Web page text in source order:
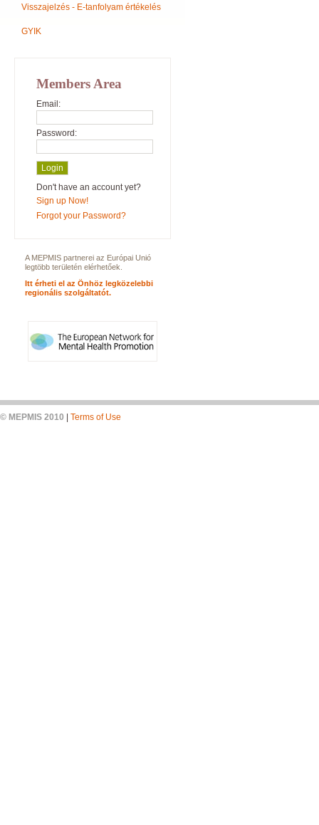
Visszajelzés - E-tanfolyam értékelés
GYIK
Members Area
Email:
Password:
Don't have an account yet?
Sign up Now!
Forgot your Password?
A MEPMIS partnerei az Európai Unió
legtöbb területén elérhetőek.
Itt érheti el az Önhöz legközelebbi
regionális szolgáltatót.
© MEPMIS 2010 Terms of Use